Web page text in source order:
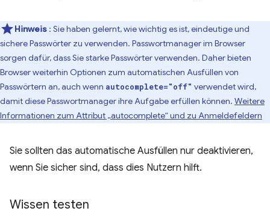
Hinweis : Sie haben gelernt, wie wichtig es ist, eindeutige und
sichere Passwörter zu verwenden. Passwortmanager im Browser
sorgen dafür, dass Sie starke Passwörter verwenden. Daher bieten
Browser weiterhin Optionen zum automatischen Ausfüllen von
Passwörtern an, auch wenn autocomplete="off" verwendet wird,
damit diese Passwortmanager ihre Aufgabe erfüllen können. Weitere
Informationen zum Attribut „autocomplete“ und zu Anmeldefeldern
Sie sollten das automatische Ausfüllen nur deaktivieren,
wenn Sie sicher sind, dass dies Nutzern hilft.
Wissen testen